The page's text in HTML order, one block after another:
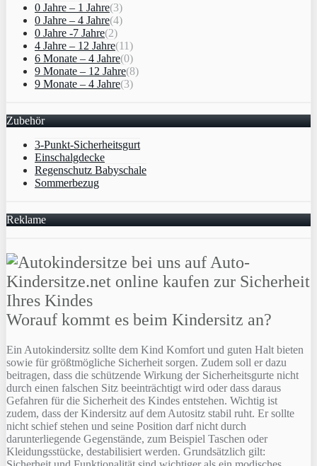
0 Jahre – 1 Jahre(3)
0 Jahre – 4 Jahre(4)
0 Jahre -7 Jahre(2)
4 Jahre – 12 Jahre(11)
6 Monate – 4 Jahre(0)
9 Monate – 12 Jahre(8)
9 Monate – 4 Jahre(3)
Zubehör
3-Punkt-Sicherheitsgurt
Einschalgdecke
Regenschutz Babyschale
Sommerbezug
Reklame
Worauf kommt es beim Kindersitz an?
Ein Autokindersitz sollte dem Kind Komfort und guten Halt bieten
sowie für größtmögliche Sicherheit sorgen. Zudem soll er dazu
beitragen, dass die schützende Wirkung der Sicherheitsgurte nicht
durch einen falschen Sitz beeinträchtigt wird oder dass daraus
Gefahren für die Sicherheit des Kindes entstehen. Wichtig ist
zudem, dass der Kindersitz auf dem Autositz stabil ruht. Er sollte
nicht schief stehen und seine Position darf nicht durch
darunterliegende Gegenstände, zum Beispiel Taschen oder
Kleidungsstücke, destabilisiert werden. Grundsätzlich gilt: